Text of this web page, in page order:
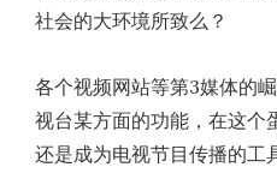
社会的大环境所致么？
各个视频网站等第3媒体的
视台某方面的功能，在这个
还是成为电视节目传播的工